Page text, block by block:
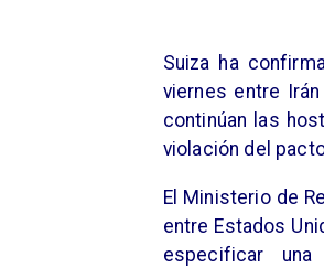
Suiza ha
viernes entre
continúan las
violación del
El Ministerio de
entre Estados
especificar